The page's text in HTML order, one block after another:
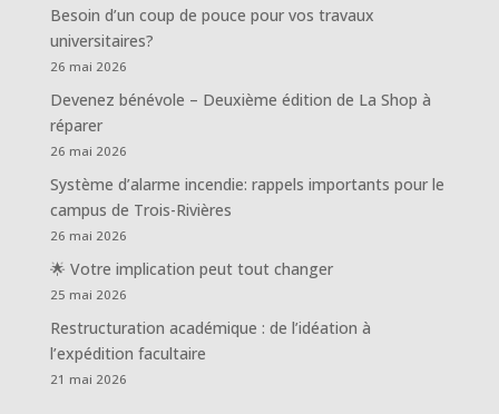
Besoin d’un coup de pouce pour vos travaux
universitaires?
26 mai 2026
Devenez bénévole – Deuxième édition de La Shop à
réparer
26 mai 2026
Système d’alarme incendie: rappels importants pour le
campus de Trois-Rivières
26 mai 2026
🌟 Votre implication peut tout changer
25 mai 2026
Restructuration académique : de l’idéation à
l’expédition facultaire
21 mai 2026